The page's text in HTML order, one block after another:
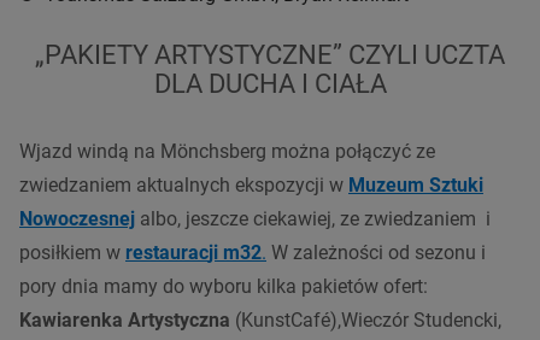
„PAKIETY ARTYSTYCZNE” CZYLI UCZTA
DLA DUCHA I CIAŁA
Wjazd windą na Mönchsberg można połączyć ze
zwiedzaniem aktualnych ekspozycji w Muzeum Sztuki
Nowoczesnej albo, jeszcze ciekawiej, ze zwiedzaniem i
posiłkiem w restauracji m32. W zależności od sezonu i
pory dnia mamy do wyboru kilka pakietów ofert:
Kawiarenka Artystyczna (KunstCafé),Wieczór Studencki,